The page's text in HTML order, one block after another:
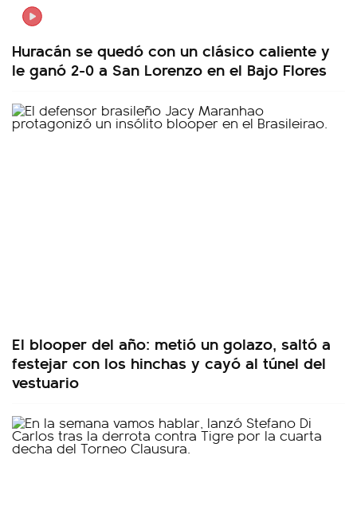
Huracán se quedó con un clásico caliente y
le ganó 2-0 a San Lorenzo en el Bajo Flores
El blooper del año: metió un golazo, saltó a
festejar con los hinchas y cayó al túnel del
vestuario